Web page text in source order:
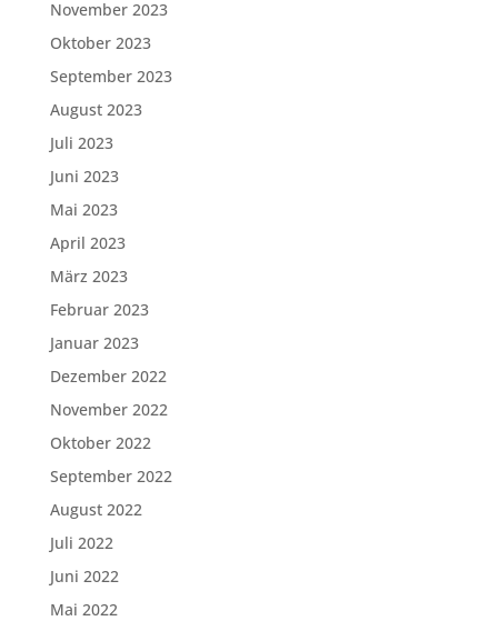
November 2023
Oktober 2023
September 2023
August 2023
Juli 2023
Juni 2023
Mai 2023
April 2023
März 2023
Februar 2023
Januar 2023
Dezember 2022
November 2022
Oktober 2022
September 2022
August 2022
Juli 2022
Juni 2022
Mai 2022